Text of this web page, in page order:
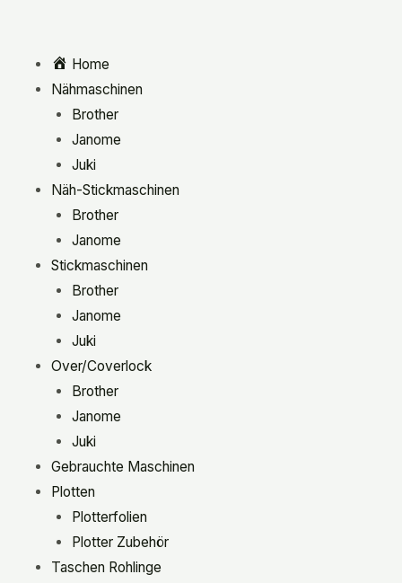
Home
Nähmaschinen
Brother
Janome
Juki
Näh-Stickmaschinen
Brother
Janome
Stickmaschinen
Brother
Janome
Juki
Over/Coverlock
Brother
Janome
Juki
Gebrauchte Maschinen
Plotten
Plotterfolien
Plotter Zubehör
Taschen Rohlinge